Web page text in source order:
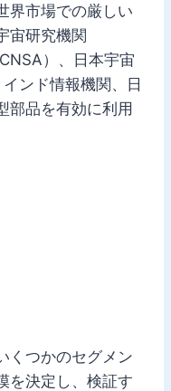
界市場での厳しい
宙研究機関
）、日本宇宙
ンド情報機関、日
部品を有効に利用
くつかのセグメン
を決定し、検証す